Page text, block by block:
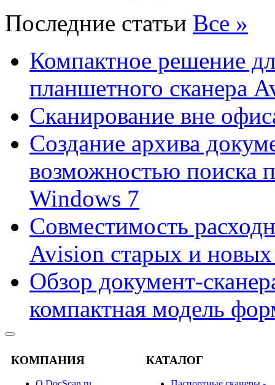
Последние статьи Все »
Компактное решение
планшетного сканера
Сканирование вне
Создание архива
возможностью поиска
Windows 7
Совместимость
Avision старых и новых
Обзор документ-
компактная модель
КОМПАНИЯ КАТАЛОГ